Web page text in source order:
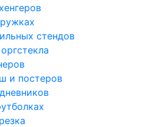
стендов
и постеров